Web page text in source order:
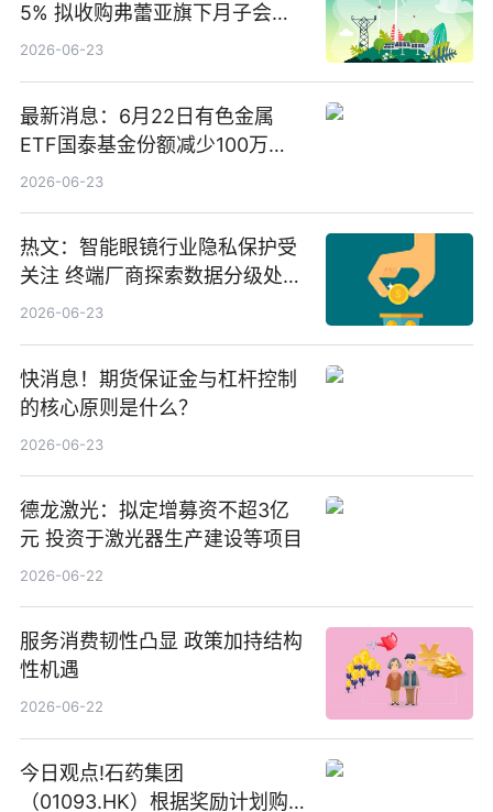
5% 拟收购弗蕾亚旗下月子会所
业务少数股权
2026-06-23
最新消息：6月22日有色金属
ETF国泰基金份额减少100万
份，重仓股紫金矿业、洛阳钼
2026-06-23
热文：智能眼镜行业隐私保护受
关注 终端厂商探索数据分级处理
等方案
2026-06-23
快消息！期货保证金与杠杆控制
的核心原则是什么？
2026-06-23
德龙激光：拟定增募资不超3亿
元 投资于激光器生产建设等项目
2026-06-22
服务消费韧性凸显 政策加持结构
性机遇
2026-06-22
今日观点!石药集团
（01093.HK）根据奖励计划购